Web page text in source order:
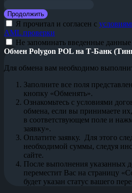
Я прочитал и согласен с
AML проверки
Не запоминать введенные данные
Обмен Polygon POL на Т-Банк
Для обмена вам необходимо
Заполните все поля
кнопку «Обменять».
Ознакомьтесь с условиями
обмена, если вы принимаете их,
в соответствующем поле и
заявку».
Оплатите заявку. Для этого
необходимой суммы, следуя
сайте.
После выполнения указанных
переместит Вас на страницу
будет указан статус вашего